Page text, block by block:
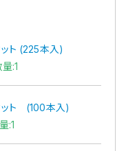
ット (225本入)
:1
ット (100本入)
:1